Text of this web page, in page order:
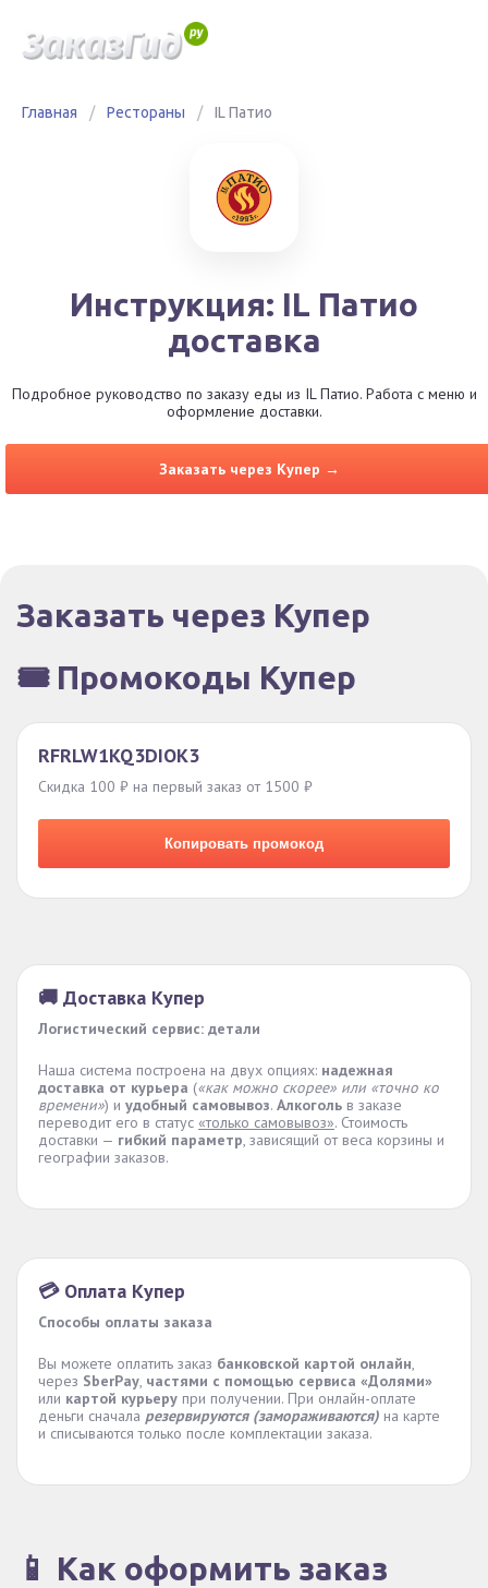
Главная / Рестораны / IL Патио
Инструкция: IL Патио
доставка
Подробное руководство по заказу еды из IL Патио. Работа с меню и
оформление доставки.
Заказать через Купер →
Заказать через Купер
🎟️ Промокоды Купер
RFRLW1KQ3DIOK3
Скидка 100 ₽ на первый заказ от 1500 ₽
Копировать промокод
🚚 Доставка Купер
Логистический сервис: детали
Наша система построена на двух опциях: надежная
доставка от курьера («как можно скорее» или «точно ко
времени») и удобный самовывоз. Алкоголь в заказе
переводит его в статус «только самовывоз». Стоимость
доставки — гибкий параметр, зависящий от веса корзины и
географии заказов.
💳 Оплата Купер
Способы оплаты заказа
Вы можете оплатить заказ банковской картой онлайн,
через SberPay, частями с помощью сервиса «Долями»
или картой курьеру при получении. При онлайн-оплате
деньги сначала резервируются (замораживаются) на карте
и списываются только после комплектации заказа.
📱 Как оформить заказ